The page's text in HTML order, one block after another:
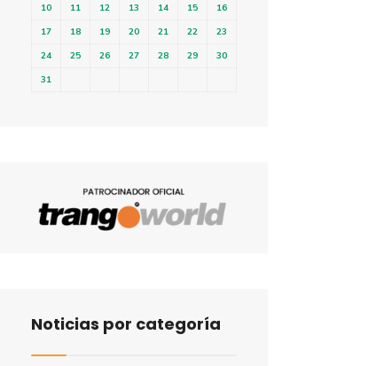
10
11 12 13 14 15
16
17
18 19 20 21 22
23
24
25 26 27 28 29
30
31
Noticias por categoría